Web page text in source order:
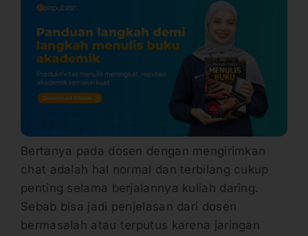
Bertanya pada dosen dengan mengirimkan
chat adalah hal normal dan terbilang cukup
penting selama berjalannya kuliah daring.
Sebab bisa jadi penjelasan dari dosen
bermasalah atau terputus karena jaringan